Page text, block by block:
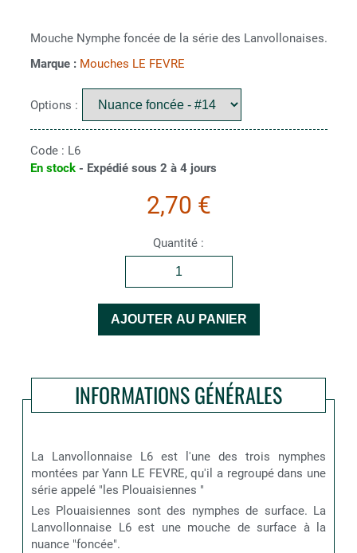
Mouche Nymphe foncée de la série des Lanvollonaises.
Marque : Mouches LE FEVRE
Options :
Code : L6
En stock- Expédié sous 2 à 4 jours
2,70 €
Quantité :
INFORMATIONS GÉNÉRALES
La Lanvollonnaise L6 est l'une des trois nymphes
montées par Yann LE FEVRE, qu'il a regroupé dans une
série appelé "les Plouaisiennes "
Les Plouaisiennes sont des nymphes de surface. La
Lanvollonnaise L6 est une mouche de surface à la
nuance "foncée".